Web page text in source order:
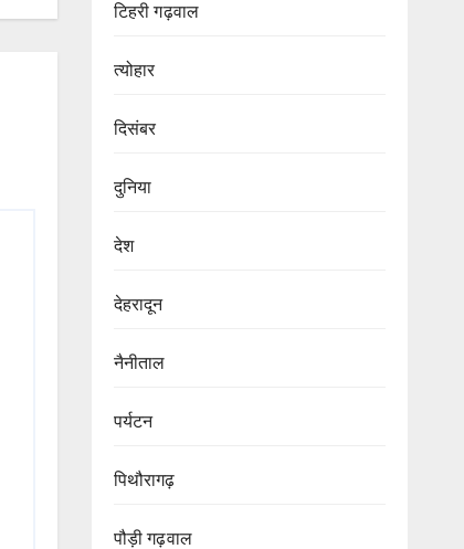
टिहरी गढ़वाल
त्योहार
दिसंबर
दुनिया
देश
देहरादून
नैनीताल
पर्यटन
पिथौरागढ़
पौड़ी गढ़वाल